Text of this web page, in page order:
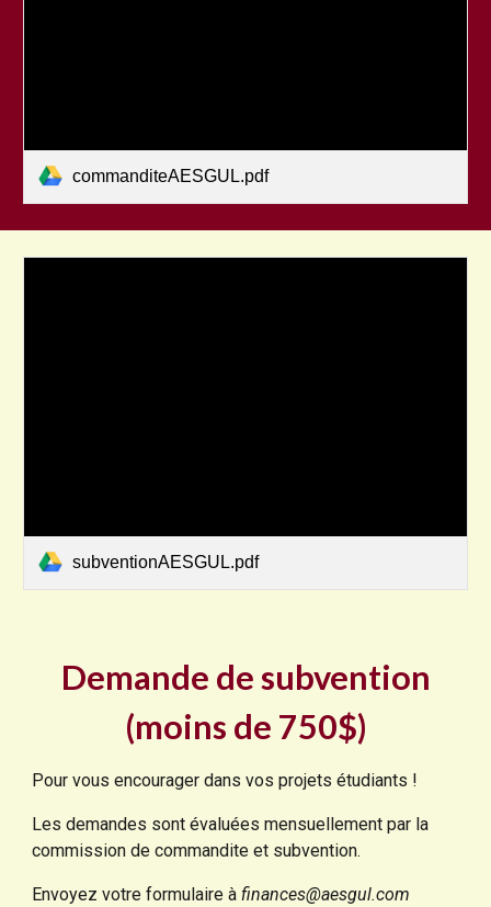
commanditeAESGUL.pdf
subventionAESGUL.pdf
Demande de subvention
(moins de 750$)
Pour vous encourager dans vos projets étudiants !
Les demandes sont évaluées mensuellement par la
commission de commandite et subvention.
Envoyez votre formulaire àfinances@aesgul.com